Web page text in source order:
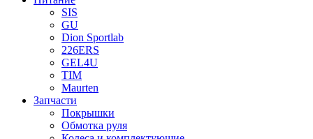
SIS
GU
Dion Sportlab
226ERS
GEL4U
TIM
Maurten
Запчасти
Покрышки
Обмотка руля